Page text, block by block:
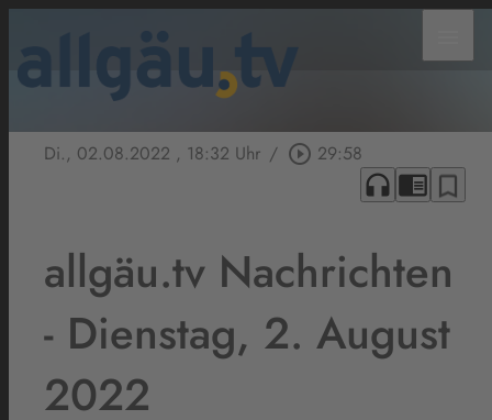
Di., 02.08.2022 , 18:32 Uhr / play_circle_outline 29:58
headphones chrome_reader_mode bookmark_border
allgäu.tv Nachrichten
- Dienstag, 2. August
2022